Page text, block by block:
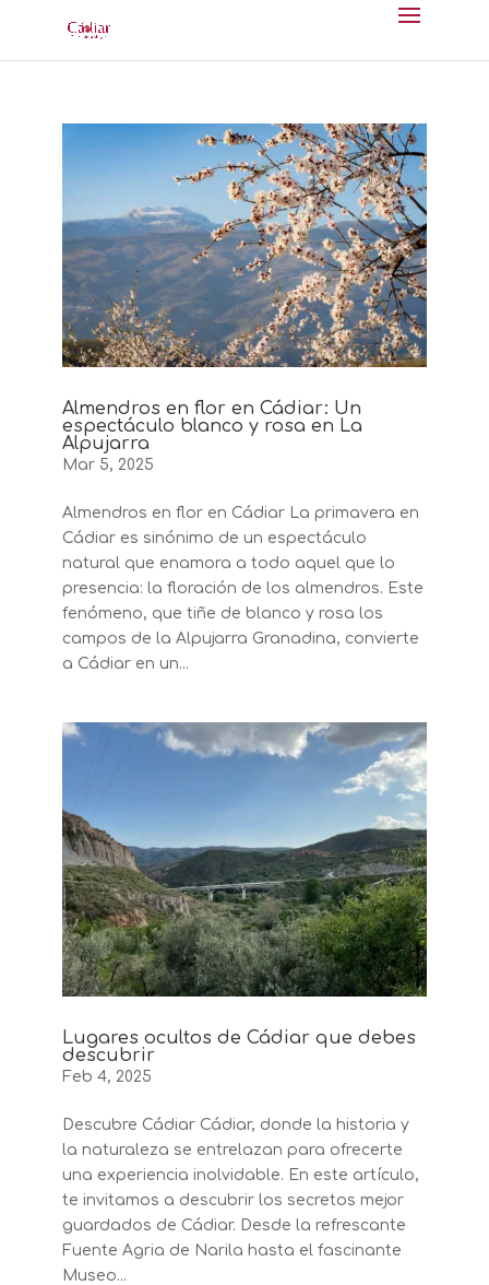
Almendros en flor en Cádiar: Un
espectáculo blanco y rosa en La
Alpujarra
Mar 5, 2025
Almendros en flor en Cádiar La primavera en
Cádiar es sinónimo de un espectáculo
natural que enamora a todo aquel que lo
presencia: la floración de los almendros. Este
fenómeno, que tiñe de blanco y rosa los
campos de la Alpujarra Granadina, convierte
a Cádiar en un...
Lugares ocultos de Cádiar que debes
descubrir
Feb 4, 2025
Descubre Cádiar Cádiar, donde la historia y
la naturaleza se entrelazan para ofrecerte
una experiencia inolvidable. En este artículo,
te invitamos a descubrir los secretos mejor
guardados de Cádiar. Desde la refrescante
Fuente Agria de Narila hasta el fascinante
Museo...